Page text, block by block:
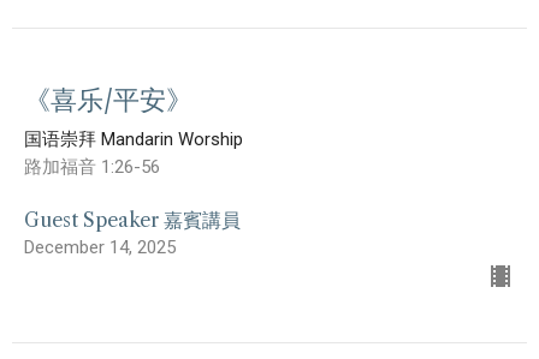
《喜乐/平安》
国语崇拜 Mandarin Worship
路加福音 1:26-56
Guest Speaker 嘉賓講員
December 14, 2025